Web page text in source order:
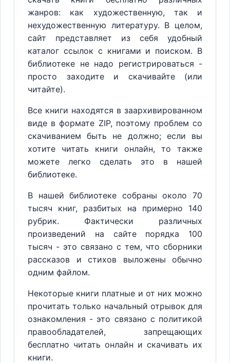
жанров: как художественную, так и
нехудожественную литературу. В целом,
сайт представляет из себя удобный
каталог ссылок с книгами и поиском. В
библиотеке не надо регистрироваться -
просто заходите и скачивайте (или
читайте).
Все книги находятся в заархивированном
виде в формате ZIP, поэтому проблем со
скачиванием быть не должно; если вы
хотите читать книги онлайн, то также
можете легко сделать это в нашей
библиотеке.
В нашей библиотеке собраны около 70
тысяч книг, разбитых на примерно 140
рубрик. Фактически различных
произведений на сайте порядка 100
тысяч - это связано с тем, что сборники
рассказов и стихов выложены обычно
одним файлом.
Некоторые книги платные и от них можно
прочитать только начальный отрывок для
ознакомления - это связано с политикой
правообладателей, запрещающих
бесплатно читать онлайн и скачивать их
книги.